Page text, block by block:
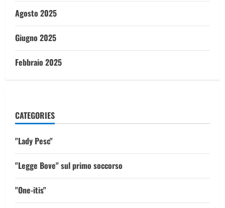
Agosto 2025
Giugno 2025
Febbraio 2025
CATEGORIES
"Lady Pesc"
"Legge Bove" sul primo soccorso
"One-itis"